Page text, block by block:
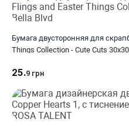
Бумага двусторонняя для
Things Collection - Cute Cuts
25.9 грн